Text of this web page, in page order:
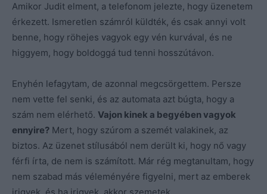
Amikor Judit elment, a telefonom jelezte, hogy üzenetem
érkezett. Ismeretlen számról küldték, és csak annyi volt
benne, hogy röhejes vagyok egy vén kurvával, és ne
higgyem, hogy boldoggá tud tenni hosszútávon.
Enyhén lefagytam, de azonnal megcsörgettem. Persze
nem vette fel senki, és az automata azt búgta, hogy a
szám nem elérhető. Vajon kinek a begyében vagyok
ennyire? Mert, hogy szúrom a szemét valakinek, az
biztos. Az üzenet stílusából nem derült ki, hogy nő vagy
férfi írta, de nem is számított. Már rég megtanultam, hogy
nem szabad más véleményére figyelni, mert az emberek